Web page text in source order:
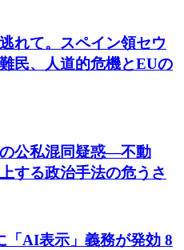
れて。スペイン領セウ
民、人道的危機とEUの
公私混同疑惑―不動
する政治手法の危うさ
AI表示」義務が発効 8